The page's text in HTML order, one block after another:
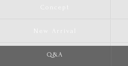
Concept
New Arrival
Q&A